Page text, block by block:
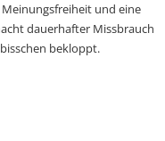
und eine
dauerhafter Missbrauch
bekloppt.